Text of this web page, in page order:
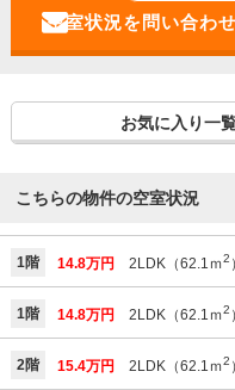
お気に入り一
こちらの物件の空室状況
1階 14.8万円 2LDK（62.1ｍ2 ）
1階 14.8万円 2LDK（62.1ｍ2 ）
2階 15.4万円 2LDK（62.1ｍ2 ）